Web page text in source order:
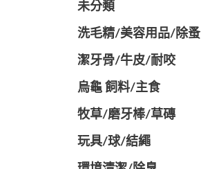
未分類
洗毛精/美容用品/除蚤
潔牙骨/牛皮/耐咬
烏龜 飼料/主食
牧草/磨牙棒/草磚
玩具/球/結繩